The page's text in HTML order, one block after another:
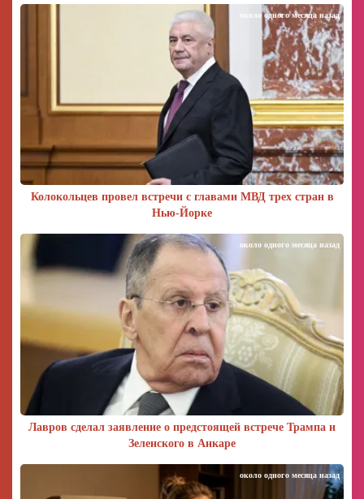
Колокольцев провел встречи с главами МВД трех стран в
Нью-Йорке
около одного месяца назад
Лавров сделал заявление о предстоящей встрече Трампа и
Зеленского в Анкаре
около одного месяца назад
около одного месяца назад